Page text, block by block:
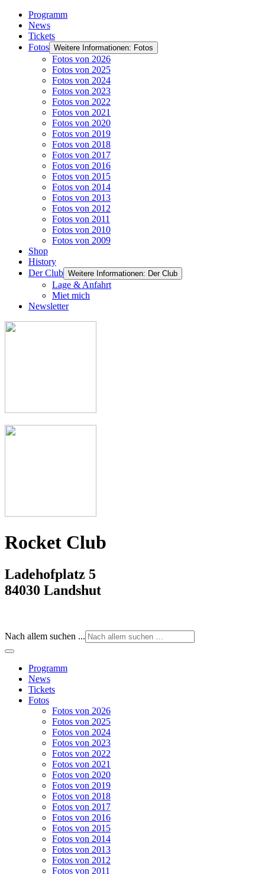
Programm
News
Tickets
Fotos Weitere Informationen: Fotos
Fotos von 2026
Fotos von 2025
Fotos von 2024
Fotos von 2023
Fotos von 2022
Fotos von 2021
Fotos von 2020
Fotos von 2019
Fotos von 2018
Fotos von 2017
Fotos von 2016
Fotos von 2015
Fotos von 2014
Fotos von 2013
Fotos von 2012
Fotos von 2011
Fotos von 2010
Fotos von 2009
Shop
History
Der Club Weitere Informationen: Der Club
Lage & Anfahrt
Miet mich
Newsletter
Rocket Club
Ladehofplatz 5
84030 Landshut
Nach allem suchen ...
Programm
News
Tickets
Fotos
Fotos von 2026
Fotos von 2025
Fotos von 2024
Fotos von 2023
Fotos von 2022
Fotos von 2021
Fotos von 2020
Fotos von 2019
Fotos von 2018
Fotos von 2017
Fotos von 2016
Fotos von 2015
Fotos von 2014
Fotos von 2013
Fotos von 2012
Fotos von 2011